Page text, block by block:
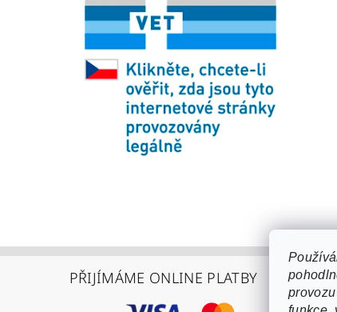
PŘIJÍMÁME ONLINE PLATBY